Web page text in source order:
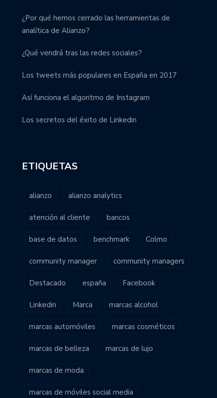
¿Por qué hemos cerrado las herramientas de
analítica de Alianzo?
¿Qué vendrá tras las redes sociales?
Los tweets más populares en España en 2017
Así funciona el algoritmo de Instagram
Los secretos del éxito de Linkedin
ETIQUETAS
alianzo alianzo analytics
atención al cliente bancos
base de datos benchmark Colmo
community manager community managers
Destacado españa Facebook
Linkedin Marca marcas alcohol
marcas automóviles marcas cosméticos
marcas de belleza marcas de lujo
marcas de moda
marcas de móviles social media